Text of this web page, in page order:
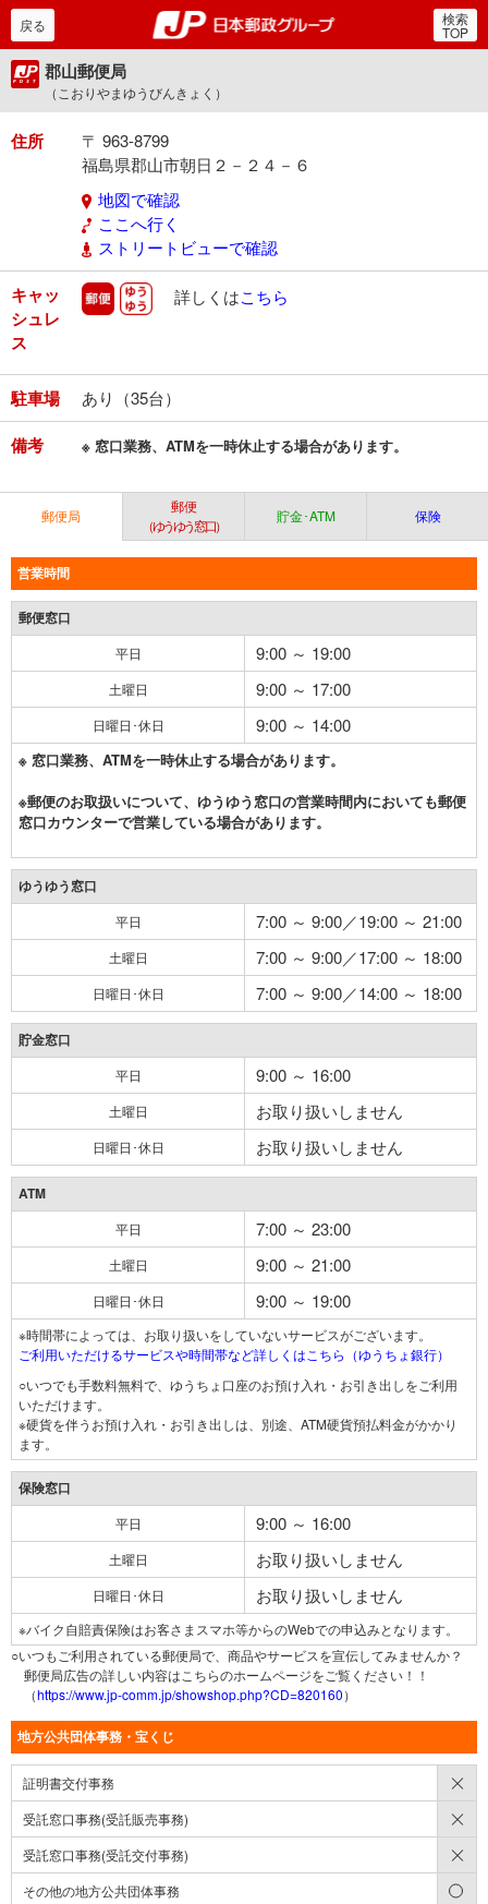
郵便局・日本郵政グルー
戻る 検索
TOP
郡山郵便局
（こおりやまゆうびんきょく）
住所
〒 963-8799
福島県郡山市朝日２－２４－６
地図で確認
ここへ行く
ストリートビューで確認
キャッ
シュレ
ス
郵便 ゆうゆう
詳しくはこちら
駐車場 あり（35台）
備考 ※ 窓口業務、ATMを一時休止する場合があります。
郵便局
郵便
（ゆうゆう窓口）
貯金･ATM 保険
営業時間
郵便窓口
平日 9:00 ～ 19:00
土曜日 9:00 ～ 17:00
日曜日･休日 9:00 ～ 14:00
※ 窓口業務、ATMを一時休止する場合があります。
※郵便のお取扱いについて、ゆうゆう窓口の営業時間内においても郵便
窓口カウンターで営業している場合があります。
ゆうゆう窓口
平日 7:00 ～ 9:00／19:00 ～ 21:00
土曜日 7:00 ～ 9:00／17:00 ～ 18:00
日曜日･休日 7:00 ～ 9:00／14:00 ～ 18:00
貯金窓口
平日 9:00 ～ 16:00
土曜日 お取り扱いしません
日曜日･休日 お取り扱いしません
ATM
平日 7:00 ～ 23:00
土曜日 9:00 ～ 21:00
日曜日･休日 9:00 ～ 19:00
※時間帯によっては、お取り扱いをしていないサービスがございます。
ご利用いただけるサービスや時間帯など詳しくはこちら（ゆうちょ銀行）
○いつでも手数料無料で、ゆうちょ口座のお預け入れ・お引き出しをご利用
いただけます。
※硬貨を伴うお預け入れ・お引き出しは、別途、ATM硬貨預払料金がかかり
ます。
保険窓口
平日 9:00 ～ 16:00
土曜日 お取り扱いしません
日曜日･休日 お取り扱いしません
※バイク自賠責保険はお客さまスマホ等からのWebでの申込みとなります。
○いつもご利用されている郵便局で、商品やサービスを宣伝してみませんか？
郵便局広告の詳しい内容はこちらのホームページをご覧ください！！
（https://www.jp-comm.jp/showshop.php?CD=820160）
地方公共団体事務・宝くじ
証明書交付事務
受託窓口事務(受託販売事務)
受託窓口事務(受託交付事務)
その他の地方公共団体事務